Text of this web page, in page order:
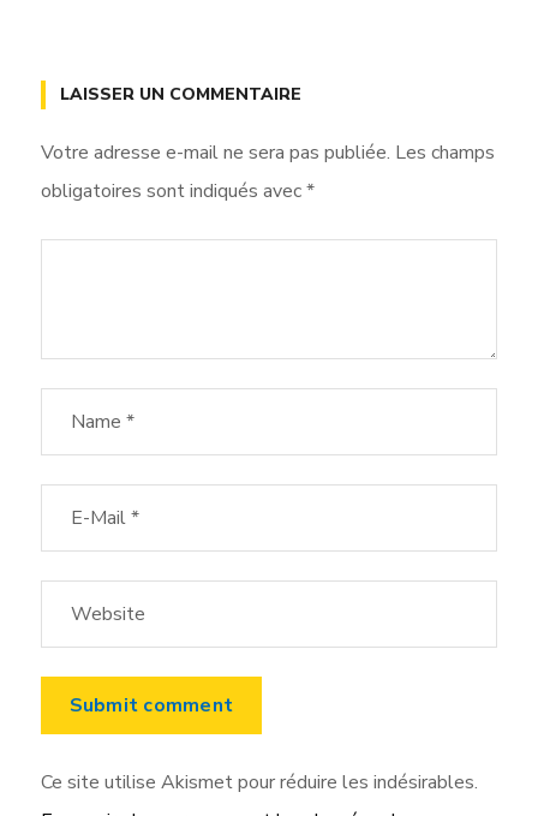
LAISSER UN COMMENTAIRE
Votre adresse e-mail ne sera pas publiée. Les champs
obligatoires sont indiqués avec*
Ce site utilise Akismet pour réduire les indésirables.